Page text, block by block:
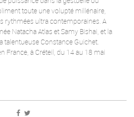
toute une volupté millénaire,
rythmées ultra contemporaines. A
Natacha Atlas et Samy Bishai, et la
talentueuse Constance Guichet.
France, à Créteil, du 14 au 18 mai